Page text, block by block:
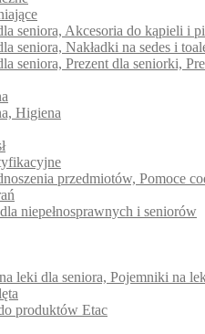
seniora, Akcesoria do kąpieli i
seniora, Nakładki na sedes i
seniora, Prezent dla seniorki,
Higiena
przedmiotów, Pomoce
niepełnosprawnych i seniorów
leki dla seniora, Pojemniki na
produktów Etac